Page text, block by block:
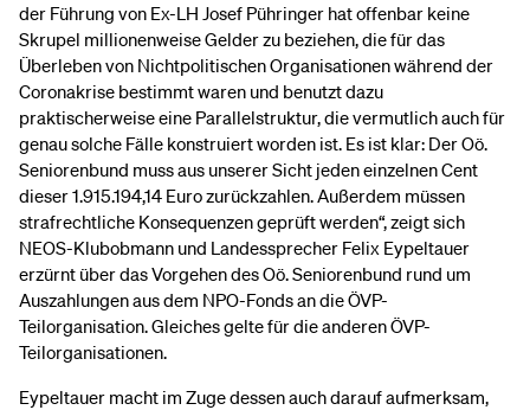
der Führung von Ex-LH Josef Pühringer hat offenbar keine
Skrupel millionenweise Gelder zu beziehen, die für das
Überleben von Nichtpolitischen Organisationen während der
Coronakrise bestimmt waren und benutzt dazu
praktischerweise eine Parallelstruktur, die vermutlich auch für
genau solche Fälle konstruiert worden ist. Es ist klar: Der Oö.
Seniorenbund muss aus unserer Sicht jeden einzelnen Cent
dieser 1.915.194,14 Euro zurückzahlen. Außerdem müssen
strafrechtliche Konsequenzen geprüft werden“, zeigt sich
NEOS-Klubobmann und Landessprecher Felix Eypeltauer
erzürnt über das Vorgehen des Oö. Seniorenbund rund um
Auszahlungen aus dem NPO-Fonds an die ÖVP-
Teilorganisation. Gleiches gelte für die anderen ÖVP-
Teilorganisationen.
Eypeltauer macht im Zuge dessen auch darauf aufmerksam,